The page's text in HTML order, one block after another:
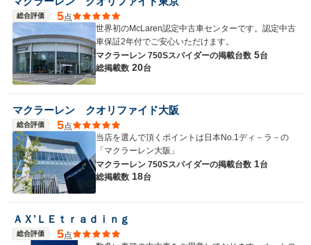
総合評価 5点
世界初のMcLaren認定中古車センターです。認定中古
車保証2年付でご安心いただけます。
マクラーレン 750Sスパイダーの掲載台数 5台
総掲載数 20台
マクラーレン クオリファイド大阪
総合評価 5点
当店を選んで頂くポイントは日本No.1ディ－ラ－の
「マクラーレン大阪」
マクラーレン 750Sスパイダーの掲載台数 1台
総掲載数 18台
ＡＸ’ＬＥｔｒａｄｉｎｇ
総合評価 5点